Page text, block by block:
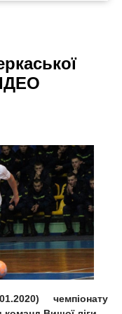
чемпіонату